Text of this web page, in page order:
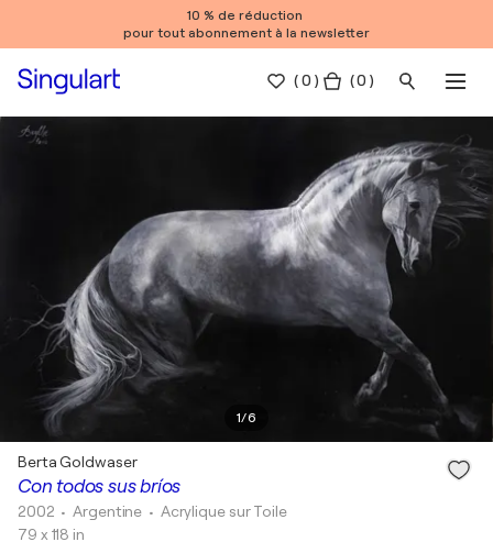
10 % de réduction
pour tout abonnement à la newsletter
(0 ) ( 0 )
1/6
Con todos sus bríos
Berta Goldwaser
2002 • Argentine • Acrylique sur Toile
79 x 118 in